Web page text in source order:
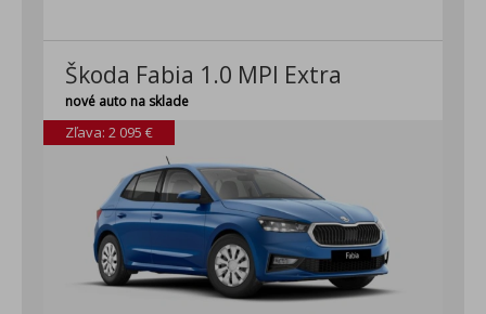
Škoda Fabia 1.0 MPI Extra
nové auto na sklade
Zľava: 2 095 €